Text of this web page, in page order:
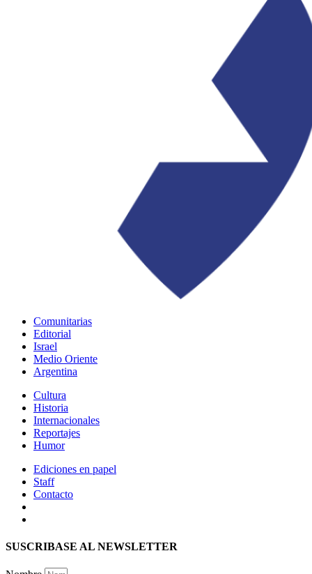
Comunitarias
Editorial
Israel
Medio Oriente
Argentina
Cultura
Historia
Internacionales
Reportajes
Humor
Ediciones en papel
Staff
Contacto
SUSCRIBASE AL NEWSLETTER